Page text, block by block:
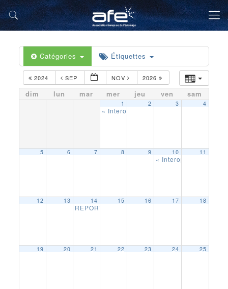
Catégories Étiquettes
2024 SEP NOV 2026
dim lun mar mer jeu ven sam
1
« Interopérabilité des systèmes de
2 3 4
5 6 7 8 9 10
« Interopérabilité
11
12 13 14
REPORTE Plongée au coeur de LASCAUX IV
15 16 17 18
19 20 21 22 23 24 25